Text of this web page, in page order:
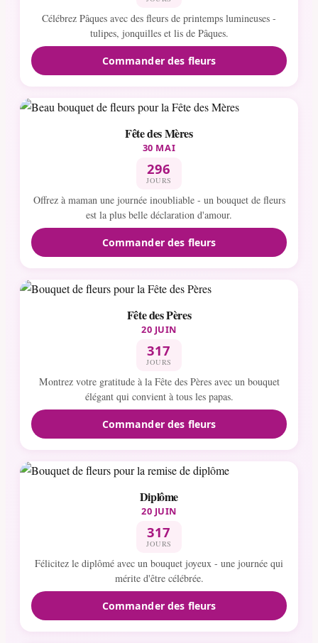
Célébrez Pâques avec des fleurs de printemps lumineuses -
tulipes, jonquilles et lis de Pâques.
Commander des fleurs
Fête des Mères
30 MAI
296
JOURS
Offrez à maman une journée inoubliable - un bouquet de fleurs
est la plus belle déclaration d'amour.
Commander des fleurs
Fête des Pères
20 JUIN
317
JOURS
Montrez votre gratitude à la Fête des Pères avec un bouquet
élégant qui convient à tous les papas.
Commander des fleurs
Diplôme
20 JUIN
317
JOURS
Félicitez le diplômé avec un bouquet joyeux - une journée qui
mérite d'être célébrée.
Commander des fleurs